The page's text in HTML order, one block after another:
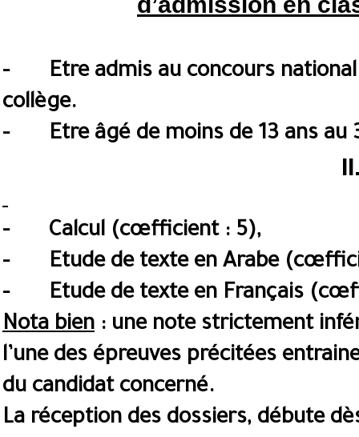
- Etre admis au concours national
collège.
- Etre âgé de moins de 13 ans au
- Calcul (cœfficient : 5),
- Etude de texte en Arabe
- Etude de texte en Français
Nota bien : une note strictement
l’une des épreuves précitées
du candidat concerné.
La réception des dossiers, débute